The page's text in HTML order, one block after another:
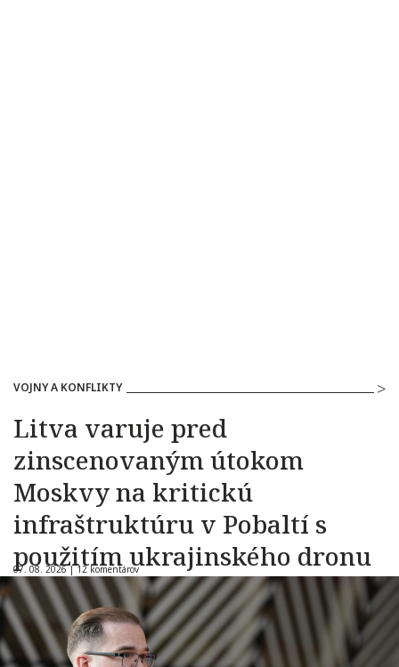
VOJNY A KONFLIKTY
Litva varuje pred
zinscenovaným útokom
Moskvy na kritickú
infraštruktúru v Pobaltí s
použitím ukrajinského dronu
07. 08. 2026 |12 komentárov